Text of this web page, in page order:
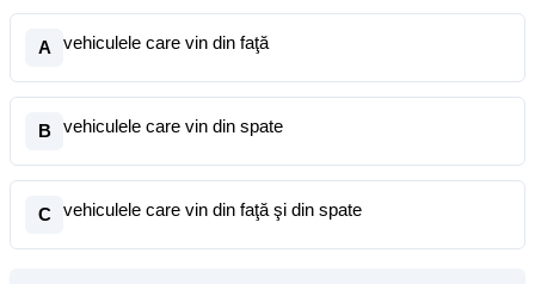
A vehiculele care vin din faţă
B vehiculele care vin din spate
C vehiculele care vin din faţă şi din spate